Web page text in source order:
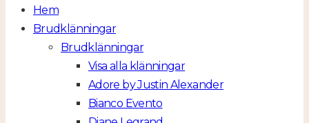
Hem
Brudklänningar
Brudklänningar
Visa alla klänningar
Adore by Justin Alexander
Bianco Evento